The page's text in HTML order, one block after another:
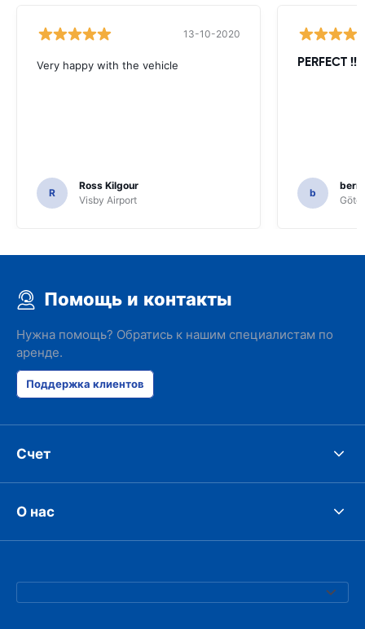
13-10-2020
Very happy with the vehicle
R
Ross Kilgour
Visby Airport
PERFECT
b
Помощь и контакты
Нужна помощь? Обратись к нашим специалистам по
аренде.
Поддержка клиентов
Счет
О нас